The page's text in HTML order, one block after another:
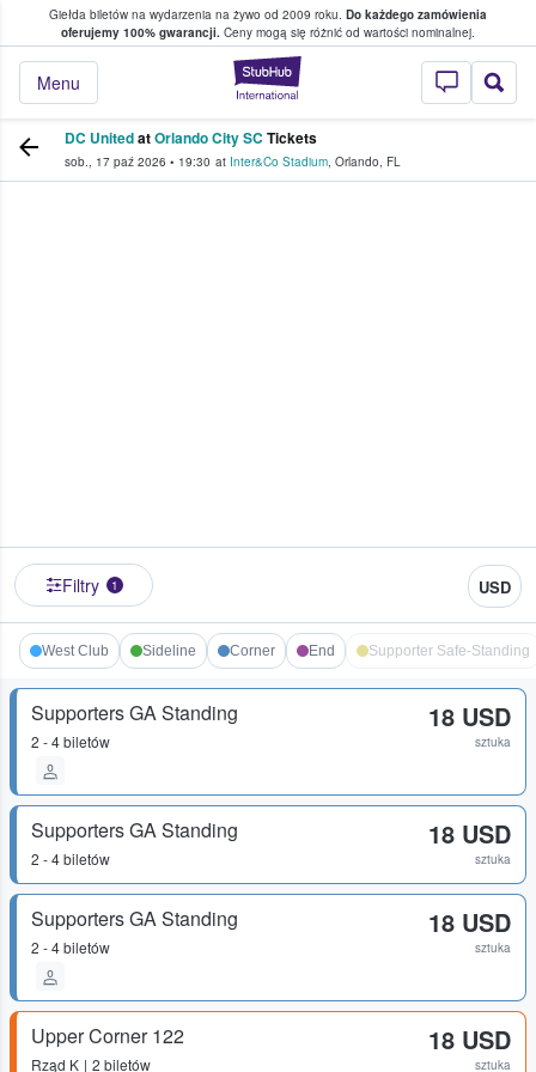
Giełda biletów na wydarzenia na żywo od 2009 roku. Do każdego zamówienia
oferujemy 100% gwarancji. Ceny mogą się różnić od wartości nominalnej.
StubHub —
Menu
w którym fani i kibice kupują i
DC UnitedatOrlando City SC Tickets
sob., 17 paź 2026 • 19:30 at Inter&Co Stadium, Orlando, FL
Filtry 1 USD
West Club Sideline Corner End Supporter Safe-Standing
Supporters GA Standing
2 - 4 biletów
18 USD
sztuka
Supporters GA Standing
2 - 4 biletów
18 USD
sztuka
Supporters GA Standing
2 - 4 biletów
18 USD
sztuka
Upper Corner 122
Rząd K 2 biletów
18 USD
sztuka